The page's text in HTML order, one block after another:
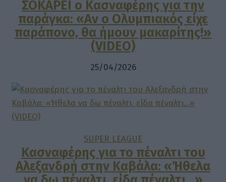
ΣΟΚΑΡΕΙ ο Κασναφέρης για την
παράγκα: «Αν ο Ολυμπιακός είχε
παράπονο, θα ήμουν μακαρίτης!»
(VIDEO)
25/04/2026
SUPER LEAGUE
Κασναφέρης για το πέναλτι του
Αλεξανδρή στην Καβάλα: «Ήθελα